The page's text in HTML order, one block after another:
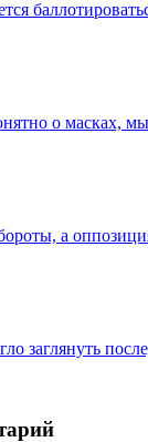
о масках,
а
заглянуть